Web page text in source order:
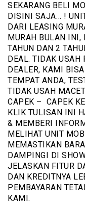
SEKARANG BELI
DISINI SAJA… !
DARI LEASING
MURAH BULAN INI,
TAHUN DAN 2
DEAL. TIDAK USAH
DEALER, KAMI
TEMPAT ANDA,
TIDAK USAH
CAPEK – CAPEK
KLIK TULISAN INI
& MEMBERI
MELIHAT UNIT
MEMASTIKAN
DAMPINGI DI
JELASKAN FITUR
DAN KREDITNYA
PEMBAYARAN
KAMI.